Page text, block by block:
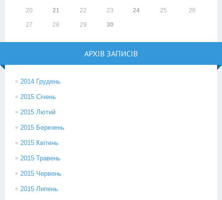
20 21 22 23 24 25 26
27 28 29 30
АРХІВ ЗАПИСІВ
2014 Грудень
2015 Січень
2015 Лютий
2015 Березень
2015 Квітень
2015 Травень
2015 Червень
2015 Липень